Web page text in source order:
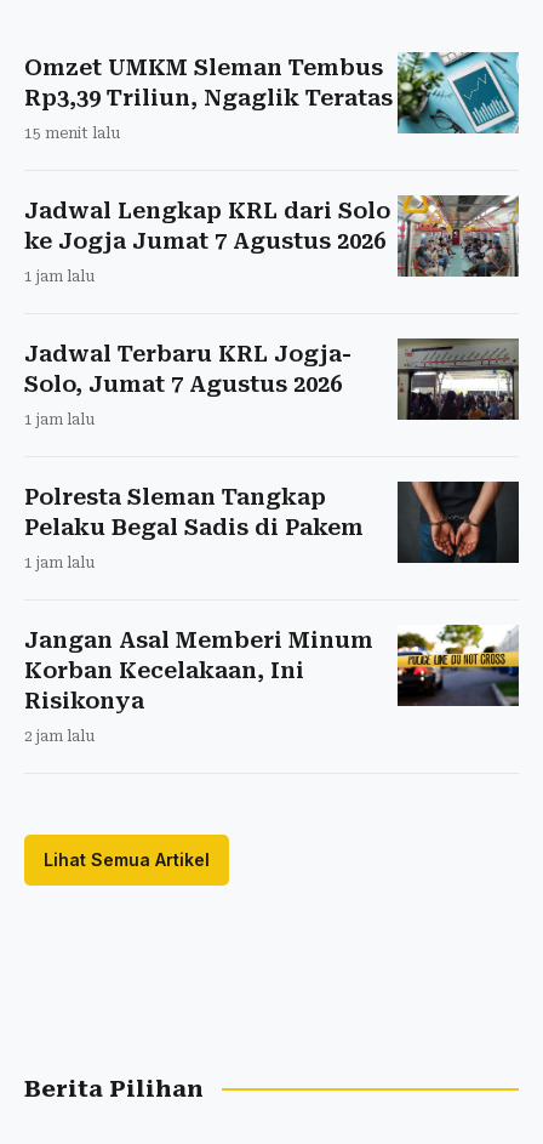
Omzet UMKM Sleman Tembus
Rp3,39 Triliun, Ngaglik Teratas
15 menit lalu
Jadwal Lengkap KRL dari Solo
ke Jogja Jumat 7 Agustus 2026
1 jam lalu
Jadwal Terbaru KRL Jogja-
Solo, Jumat 7 Agustus 2026
1 jam lalu
Polresta Sleman Tangkap
Pelaku Begal Sadis di Pakem
1 jam lalu
Jangan Asal Memberi Minum
Korban Kecelakaan, Ini
Risikonya
2 jam lalu
Lihat Semua Artikel
Berita Pilihan